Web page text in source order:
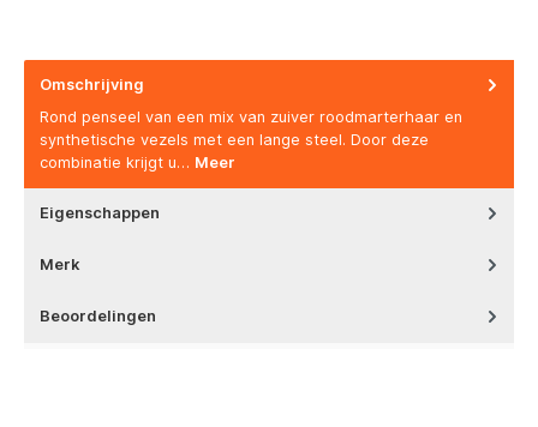
Omschrijving
Rond penseel van een mix van zuiver roodmarterhaar en
synthetische vezels met een lange steel. Door deze
combinatie krijgt u… Meer
Eigenschappen
Merk
Beoordelingen